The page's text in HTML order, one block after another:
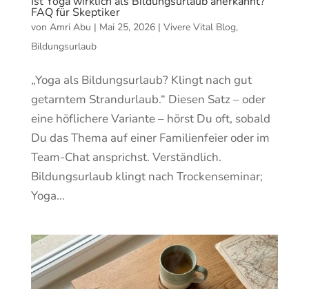
FAQ für Skeptiker
von Amri Abu | Mai 25, 2026| Vivere Vital Blog,
Bildungsurlaub
„Yoga als Bildungsurlaub? Klingt nach gut
getarntem Strandurlaub.“ Diesen Satz – oder
eine höflichere Variante – hörst Du oft, sobald
Du das Thema auf einer Familienfeier oder im
Team-Chat ansprichst. Verständlich.
Bildungsurlaub klingt nach Trockenseminar;
Yoga...